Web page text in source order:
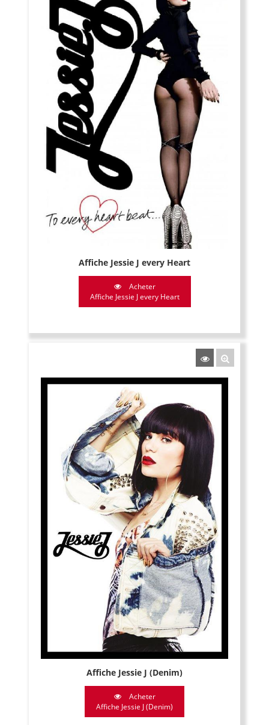
Affiche Jessie J every Heart
Acheter
Affiche Jessie J every Heart
Affiche Jessie J (Denim)
Acheter
Affiche Jessie J (Denim)